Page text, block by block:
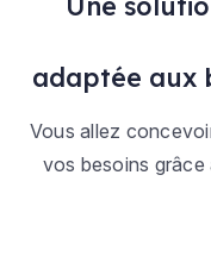
adaptée aux
Vous allez
vos besoins